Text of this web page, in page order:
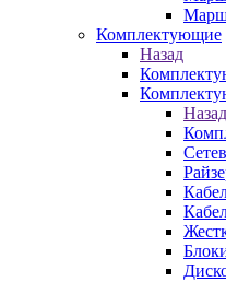
Комплектующие
Назад
Назад